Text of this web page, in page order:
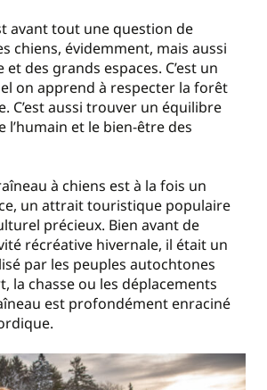
avant tout une question de
chiens, évidemment, mais aussi
des grands espaces. C’est un
on apprend à respecter la forêt
C’est aussi trouver un équilibre
l’humain et le bien-être des
à chiens est à la fois un
un attrait touristique populaire
précieux. Bien avant de
récréative hivernale, il était un
par les peuples autochtones
la chasse ou les déplacements
est profondément enraciné